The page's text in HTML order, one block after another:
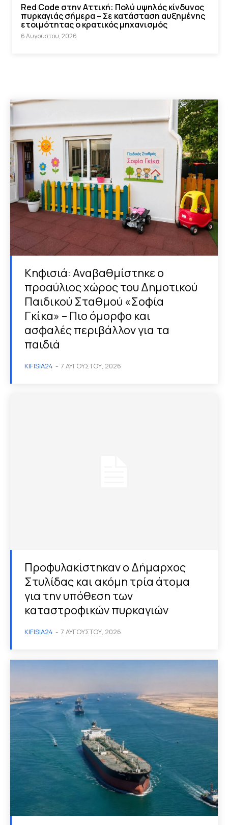
Red Code στην Αττική: Πολύ υψηλός κίνδυνος
πυρκαγιάς σήμερα – Σε κατάσταση αυξημένης
ετοιμότητας ο κρατικός μηχανισμός
6 Αυγούστου, 2026
Κηφισιά: Αναβαθμίστηκε ο
προαύλιος χώρος του Δημοτικού
Παιδικού Σταθμού «Σοφία
Γκίκα» – Πιο όμορφο και
ασφαλές περιβάλλον για τα
παιδιά
KIFISIA24 - 7 ΑΥΓΟΎΣΤΟΥ, 2026
Προφυλακίστηκαν ο Δήμαρχος
Στυλίδας και ακόμη τρία άτομα
για την υπόθεση των
καταστροφικών πυρκαγιών
KIFISIA24 - 7 ΑΥΓΟΎΣΤΟΥ, 2026